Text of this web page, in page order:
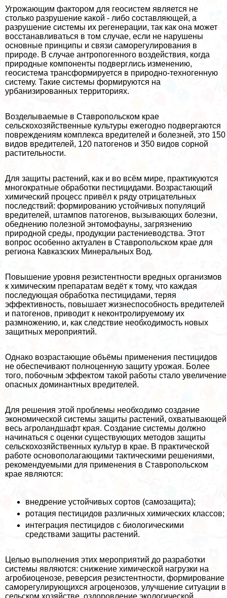
Угрожающим фактором для геосистем является не
столько разрушение какой - либо составляющей, а
разрушение системы их регенерации, так как она может
восстанавливаться в том случае, если не нарушены
основные принципы и связи саморегулирования в
природе. В случае антропогенного воздействия, когда
природные компоненты подверглись изменению,
геосистема трaнcформируется в природно-техногенную
систему. Такие системы формируются на
урбанизированных территориях.
Возделываемые в Ставропольском крае
сельскохозяйственные культуры ежегодно подвергаются
повреждениям комплекса вредителей и болезней, это 150
видов вредителей, 120 патогенов и 350 видов сорной
растительности.
Для защиты растений, как и во всём мире, пpaктикуются
многократные обработки пестицидами. Возрастающий
химический процесс привёл к ряду отрицательных
последствий: формированию устойчивых популяций
вредителей, штампов патогенов, вызывающих болезни,
обеднению полезной энтомофауны, загрязнению
природной среды, продукции растениеводства. Этот
вопрос особенно актуален в Ставропольском крае для
региона Кавказских Минеральных Вод.
Повышение уровня резистентности вредных организмов
к химическим препаратам ведёт к тому, что каждая
последующая обработка пестицидами, теряя
эффективность, повышает жизнеспособность вредителей
и патогенов, приводит к неконтролируемому их
размножению, и, как следствие необходимость новых
защитных мероприятий.
Однако возрастающие объёмы применения пестицидов
не обеспечивают полноценную защиту урожая. Более
того, побочным эффектом такой работы стало увеличение
опасных доминантных вредителей.
Для решения этой проблемы необходимо создание
экономической системы защиты растений, охватывающей
весь агроландшафт края. Создание системы должно
начинаться с оценки существующих методов защиты
сельскохозяйственных культур в крае. В пpaктической
работе основополагающими тактическими решениями,
рекомендуемыми для применения в Ставропольском
крае являются:
внедрение устойчивых сортов (самозащита);
ротация пестицидов различных химических классов;
интеграция пестицидов с биологическими
средствами защиты растений.
Целью выполнения этих мероприятий до разработки
системы являются: снижение химической нагрузки на
агробиоценозе, реверсия резистентности, формирование
саморегулирующихся агроценозов, улучшение ситуации в
сельском хозяйстве, оздоровление экологической